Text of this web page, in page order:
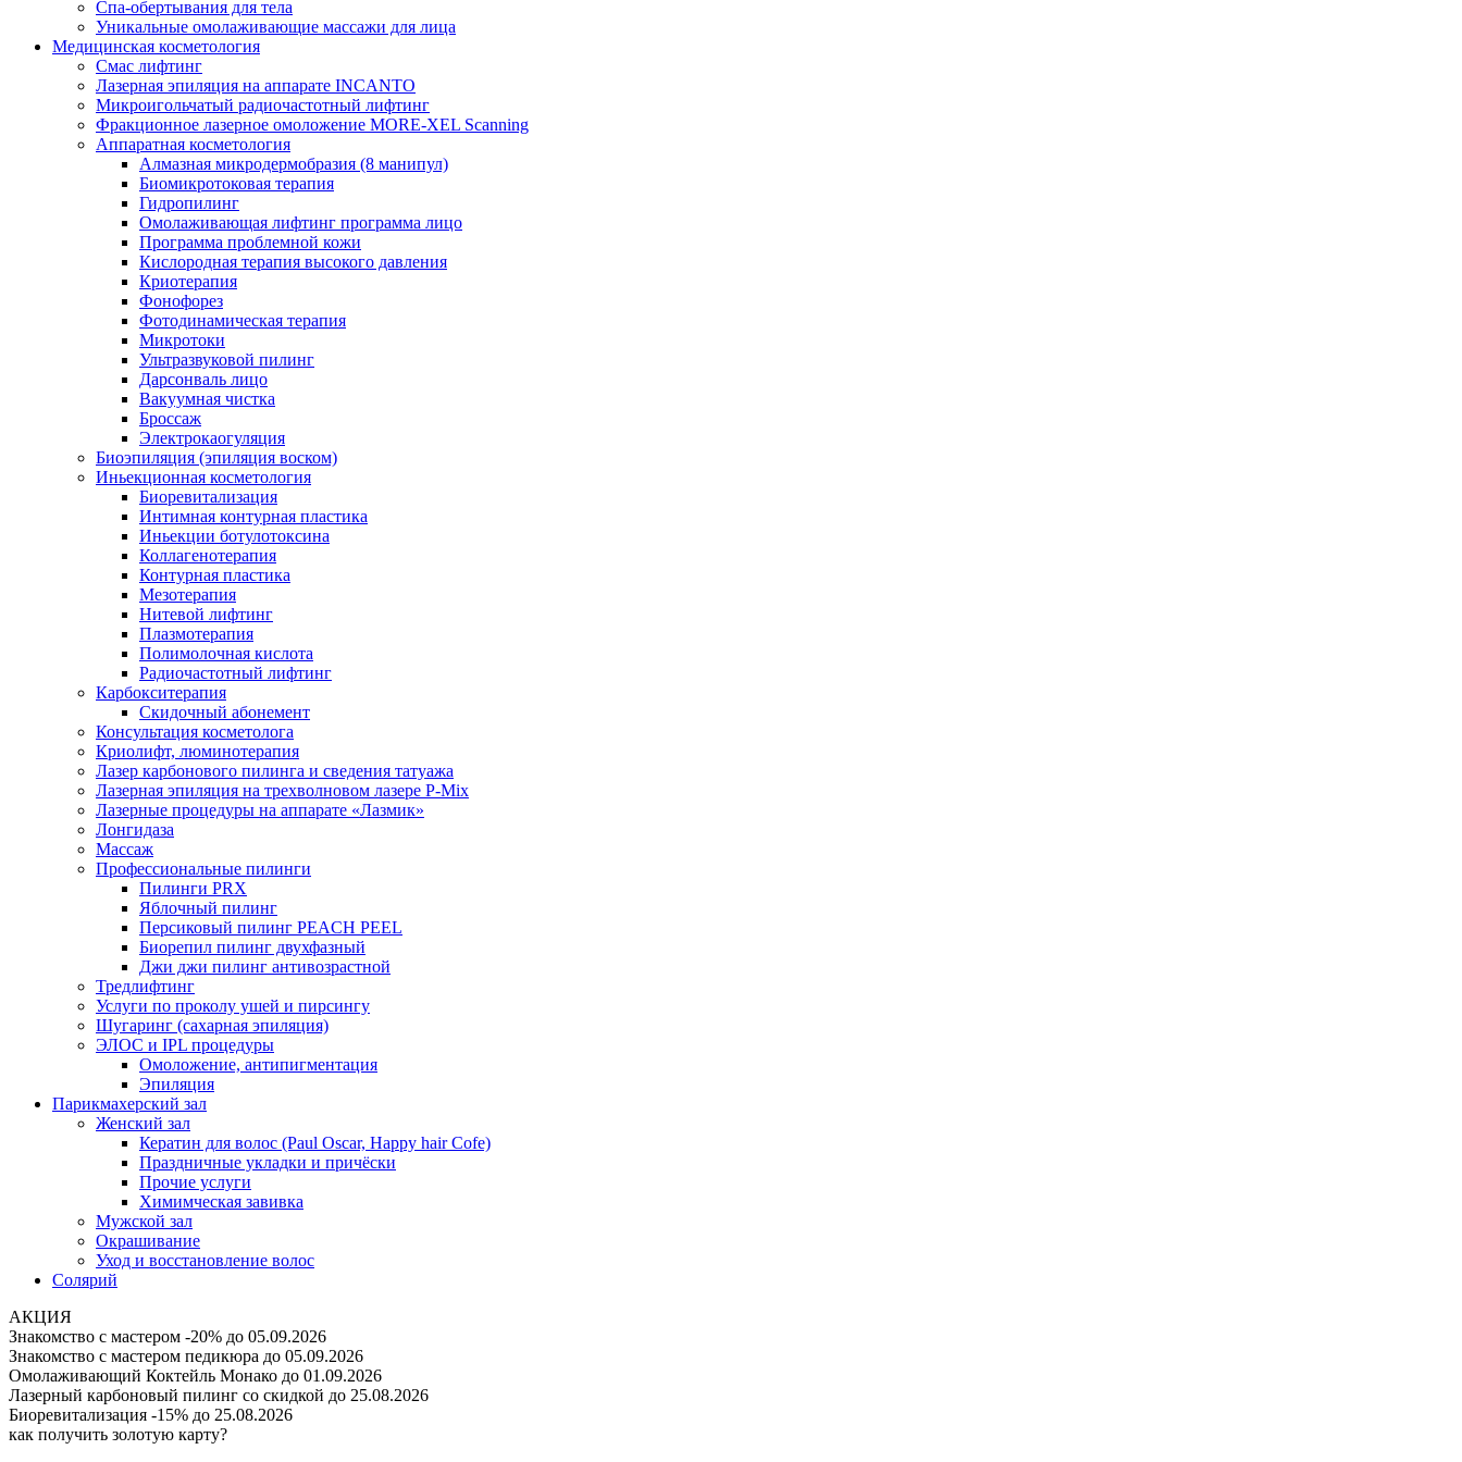
Спа-обертывания для тела
Уникальные омолаживающие массажи для лица
Медицинская косметология
Смас лифтинг
Лазерная эпиляция на аппарате INCANTO
Микроигольчатый радиочастотный лифтинг
Фракционное лазерное омоложение MORE-XEL Scanning
Аппаратная косметология
Алмазная микродермобразия (8 манипул)
Биомикротоковая терапия
Гидропилинг
Омолаживающая лифтинг программа лицо
Программа проблемной кожи
Кислородная терапия высокого давления
Криотерапия
Фонофорез
Фотодинамическая терапия
Микротоки
Ультразвуковой пилинг
Дарсонваль лицо
Вакуумная чистка
Броссаж
Электрокаогуляция
Биоэпиляция (эпиляция воском)
Иньекционная косметология
Биоревитализация
Интимная контурная пластика
Иньекции ботулотоксина
Коллагенотерапия
Контурная пластика
Мезотерапия
Нитевой лифтинг
Плазмотерапия
Полимолочная кислота
Радиочастотный лифтинг
Карбокситерапия
Скидочный абонемент
Консультация косметолога
Криолифт, люминотерапия
Лазер карбонового пилинга и сведения татуажа
Лазерная эпиляция на трехволновом лазере P-Mix
Лазерные процедуры на аппарате «Лазмик»
Лонгидаза
Массаж
Профессиональные пилинги
Пилинги PRX
Яблочный пилинг
Персиковый пилинг PEACH PEEL
Биорепил пилинг двухфазный
Джи джи пилинг антивозрастной
Тредлифтинг
Услуги по проколу ушей и пирсингу
Шугаринг (сахарная эпиляция)
ЭЛОС и IPL процедуры
Омоложение, антипигментация
Эпиляция
Парикмахерский зал
Женский зал
Кератин для волос (Paul Oscar, Happy hair Cofe)
Праздничные укладки и причёски
Прочие услуги
Химимческая завивка
Мужской зал
Окрашивание
Уход и восстановление волос
Солярий
АКЦИЯ
Знакомство с мастером -20% до 05.09.2026
Знакомство с мастером педикюра до 05.09.2026
Омолаживающий Коктейль Монако до 01.09.2026
Лазерный карбоновый пилинг со скидкой до 25.08.2026
Биоревитализация -15% до 25.08.2026
как получить золотую карту?